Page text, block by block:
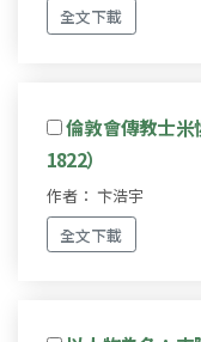
全文下載
倫敦會傳教士米
1822）
作者： 卞浩宇
全文下載